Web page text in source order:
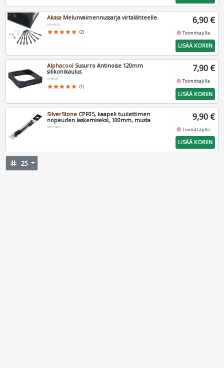
Akasa Melunvaimennussarja virtalähteelle
AK-MX002
star star star star star (2)
6,90 €
fiber_manual_recordToimittajilla
LISÄÄ KORIIN
Alphacool Susurro Antinoise 120mm
silikonikaulus
AT80083
star star star star star (1)
7,90 €
fiber_manual_recordToimittajilla
LISÄÄ KORIIN
SilverStone CPF05, kaapeli tuulettimen
nopeuden laskemiseksi, 100mm, musta
SST-CPF05
9,90 €
fiber_manual_recordToimittajilla
LISÄÄ KORIIN
tag 25